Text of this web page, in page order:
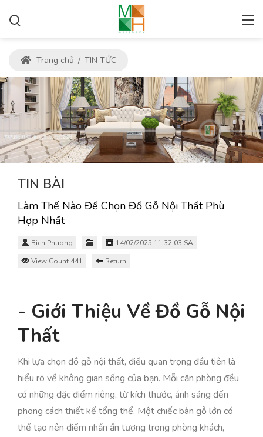
Trang chủ / TIN TỨC
TIN BÀI
Làm Thế Nào Để Chọn Đồ Gỗ Nội Thất Phù
Hợp Nhất
Bich Phuong
14/02/2025 11:32:03 SA
View Count 441
Return
- Giới Thiệu Về Đồ Gỗ Nội
Thất
Khi lựa chọn đồ gỗ nội thất, điều quan trọng đầu tiên là
hiểu rõ về không gian sống của bạn. Mỗi căn phòng đều
có những đặc điểm riêng, từ kích thước, ánh sáng đến
phong cách thiết kế tổng thể. Một chiếc bàn gỗ lớn có
thể tạo nên điểm nhấn ấn tượng trong phòng khách,